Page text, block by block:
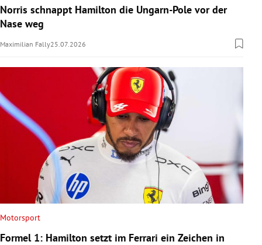
Norris schnappt Hamilton die Ungarn-Pole vor der
Nase weg
Maximilian Fally25.07.2026
Motorsport
Formel 1: Hamilton setzt im Ferrari ein Zeichen in